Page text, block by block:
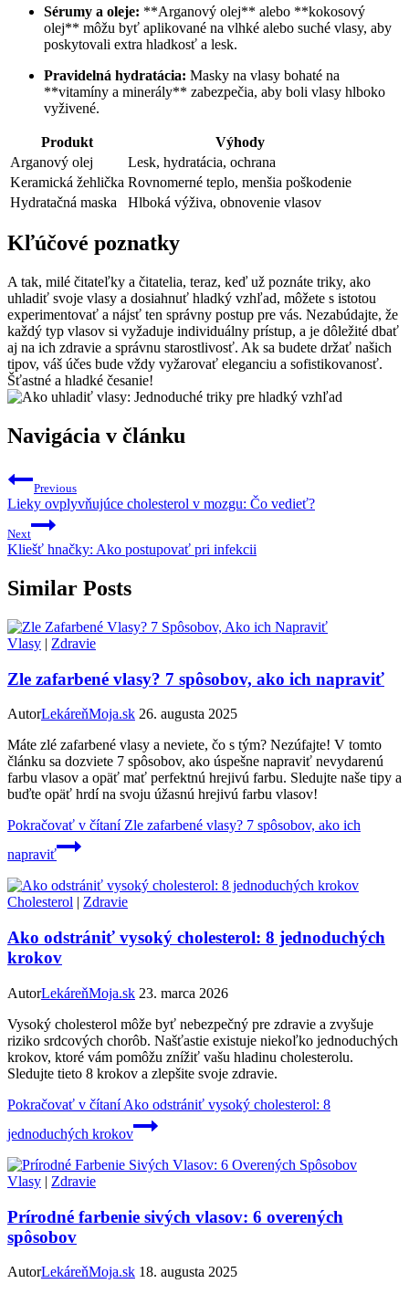
Sérumy a oleje: **Arganový olej** alebo **kokosový
olej** môžu byť aplikované na vlhké alebo suché vlasy, aby
poskytovali extra hladkosť a lesk.
Pravidelná hydratácia: Masky na vlasy bohaté na
**vitamíny a minerály** zabezpečia, aby boli vlasy hlboko
vyživené.
Produkt
Výhody
Arganový olej
Lesk, hydratácia, ochrana
Keramická žehlička Rovnomerné teplo, menšia poškodenie
Hydratačná maska
Hlboká výživa, obnovenie vlasov
Kľúčové poznatky
A tak, milé čitateľky a čitatelia, teraz, keď už poznáte triky, ako
uhladiť svoje vlasy a dosiahnuť hladký vzhľad, môžete s istotou
experimentovať a nájsť ten správny postup pre vás. Nezabúdajte, že
každý typ vlasov si vyžaduje individuálny prístup, a je dôležité dbať
aj na ich zdravie a správnu starostlivosť. Ak sa budete držať našich
tipov, váš účes bude vždy vyžarovať eleganciu a sofistikovanosť.
Šťastné a hladké česanie!
Navigácia v článku
Previous
Lieky ovplyvňujúce cholesterol v mozgu: Čo vedieť?
Next
Kliešť hnačky: Ako postupovať pri infekcii
Similar Posts
Vlasy | Zdravie
Zle zafarbené vlasy? 7 spôsobov, ako ich napraviť
AutorLekáreňMoja.sk 26. augusta 2025
Máte zlé zafarbené vlasy a neviete, čo s tým? Nezúfajte! V tomto
článku sa dozviete 7 spôsobov, ako úspešne napraviť nevydarenú
farbu vlasov a opäť mať perfektnú hrejivú farbu. Sledujte naše tipy a
buďte opäť hrdí na svoju úžasnú hrejivú farbu vlasov!
Pokračovať v čítaníZle zafarbené vlasy? 7 spôsobov, ako ich
napraviť
Cholesterol | Zdravie
Ako odstrániť vysoký cholesterol: 8 jednoduchých
krokov
AutorLekáreňMoja.sk 23. marca 2026
Vysoký cholesterol môže byť nebezpečný pre zdravie a zvyšuje
riziko srdcových chorôb. Našťastie existuje niekoľko jednoduchých
krokov, ktoré vám pomôžu znížiť vašu hladinu cholesterolu.
Sledujte tieto 8 krokov a zlepšite svoje zdravie.
Pokračovať v čítaníAko odstrániť vysoký cholesterol: 8
jednoduchých krokov
Vlasy | Zdravie
Prírodné farbenie sivých vlasov: 6 overených
spôsobov
AutorLekáreňMoja.sk 18. augusta 2025